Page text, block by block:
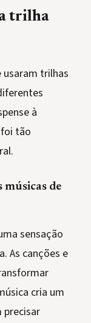
a trilha
usaram trilhas
à
tão
músicas de
sensação
As canções e
cria um
precisar